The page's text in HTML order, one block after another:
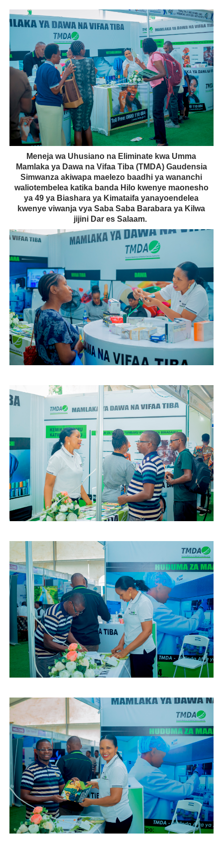
Meneja wa Uhusiano na Eliminate kwa Umma
Mamlaka ya Dawa na Vifaa Tiba (TMDA) Gaudensia
Simwanza akiwapa maelezo baadhi ya wananchi
waliotembelea katika banda Hilo kwenye maonesho
ya 49 ya Biashara ya Kimataifa yanayoendelea
kwenye viwanja vya Saba Saba Barabara ya Kilwa
jijini Dar es Salaam.